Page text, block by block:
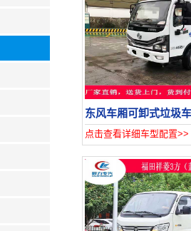
东风车厢可卸式垃圾车
点击查看详细车型配置>>